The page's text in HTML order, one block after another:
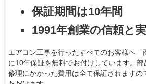
保証期間は10年間
1991年創業の信頼と
エアコン工事を行ったすべてのお客様へ「
に10年保証を無料でお付けしています。
修理にかかった費用は全て保証されますの